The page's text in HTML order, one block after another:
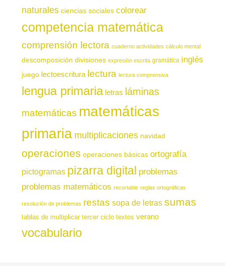
naturales ciencias sociales colorear
competencia matemática
comprensión lectora cuaderno actividades cálculo mental
descomposición divisiones expresión escrita gramática inglés
juego lectoescritura lectura lectura comprensiva
lengua primaria letras láminas
matemáticas matemáticas
primaria multiplicaciones navidad
operaciones operaciones básicas ortografía
pictogramas pizarra digital problemas
problemas matemáticos recortable reglas ortográficas
resolución de problemas restas sopa de letras sumas
tablas de multiplicar tercer ciclo textos verano
vocabulario